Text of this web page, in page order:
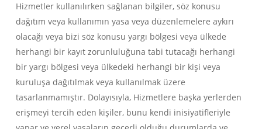
Hizmetler kullanılırken sağlanan bilgiler, söz konusu
dağıtım veya kullanımın yasa veya düzenlemelere aykırı
olacağı veya bizi söz konusu yargı bölgesi veya ülkede
herhangi bir kayıt zorunluluğuna tabi tutacağı herhangi
bir yargı bölgesi veya ülkedeki herhangi bir kişi veya
kuruluşa dağıtılmak veya kullanılmak üzere
tasarlanmamıştır. Dolayısıyla, Hizmetlere başka yerlerden
erişmeyi tercih eden kişiler, bunu kendi inisiyatifleriyle